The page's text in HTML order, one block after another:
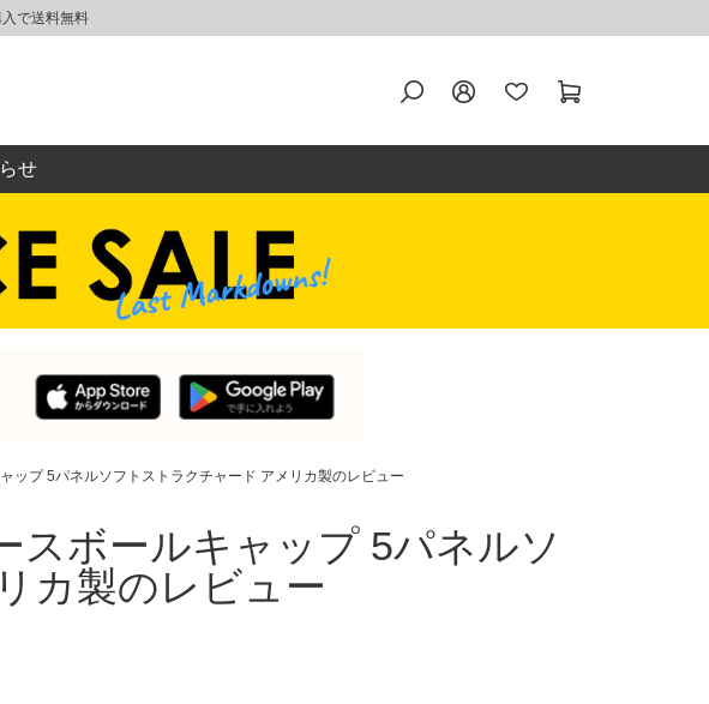
で送料無料
せ
ップ 5パネルソフトストラクチャード アメリカ製のレビュー
スボールキャップ 5パネルソ
カ製のレビュー